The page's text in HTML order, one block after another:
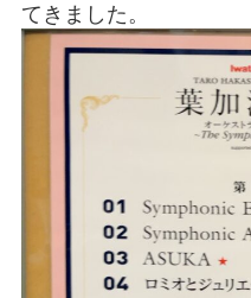
てきました。